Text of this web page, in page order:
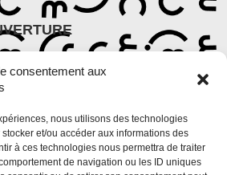
consentement aux
nous utilisons des technologies
et/ou accéder aux informations des
à ces technologies nous permettra de traiter
de navigation ou les ID uniques
– 18h
9h – 12h et 13h30 – 18h30
– 12h et 14h – 18h